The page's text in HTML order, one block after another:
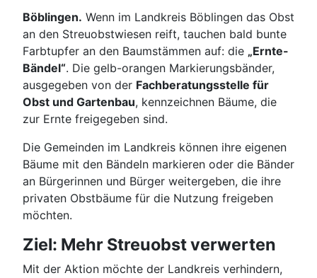
Böblingen. Wenn im Landkreis Böblingen das Obst
an den Streuobstwiesen reift, tauchen bald bunte
Farbtupfer an den Baumstämmen auf: die „Ernte-
Bändel“. Die gelb-orangen Markierungsbänder,
ausgegeben von der Fachberatungsstelle für
Obst und Gartenbau, kennzeichnen Bäume, die
zur Ernte freigegeben sind.
Die Gemeinden im Landkreis können ihre eigenen
Bäume mit den Bändeln markieren oder die Bänder
an Bürgerinnen und Bürger weitergeben, die ihre
privaten Obstbäume für die Nutzung freigeben
möchten.
Ziel: Mehr Streuobst verwerten
Mit der Aktion möchte der Landkreis verhindern,